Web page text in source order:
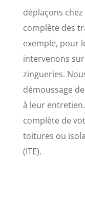
déplaçons
complète des
exemple, pour
intervenons
zingueries.
démoussage
à leur
complète de
toitures ou
(ITE).